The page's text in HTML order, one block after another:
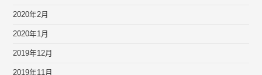
2020年2月
2020年1月
2019年12月
2019年11月